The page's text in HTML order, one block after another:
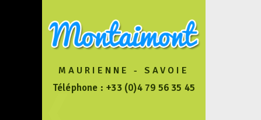
MAURIENNE - SAVOIE
Téléphone : +33 (0)4 79 56 35 45